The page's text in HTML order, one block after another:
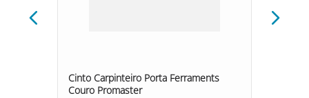
Cinto Carpinteiro Porta Ferraments
Couro Promaster